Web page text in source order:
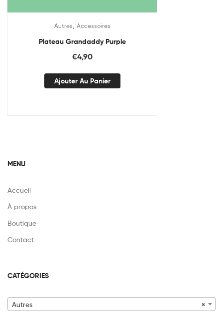
Autres Accessoires
Plateau Grandaddy Purple
€4,90
Ajouter Au Panier
MENU
Accueil
À propos
Boutique
Contact
CATÉGORIES
×
Autres